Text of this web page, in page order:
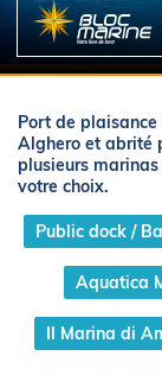
Port de
Alghero et abrité
plusieurs
votre choix.
Public dock /
Aquatica
Il Marina di